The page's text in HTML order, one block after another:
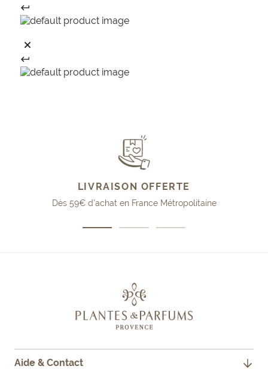
LIVRAISON OFFERTE
Dès 59€ d'achat en France Métropolitaine
slide
slide
slide
Aide & Contact